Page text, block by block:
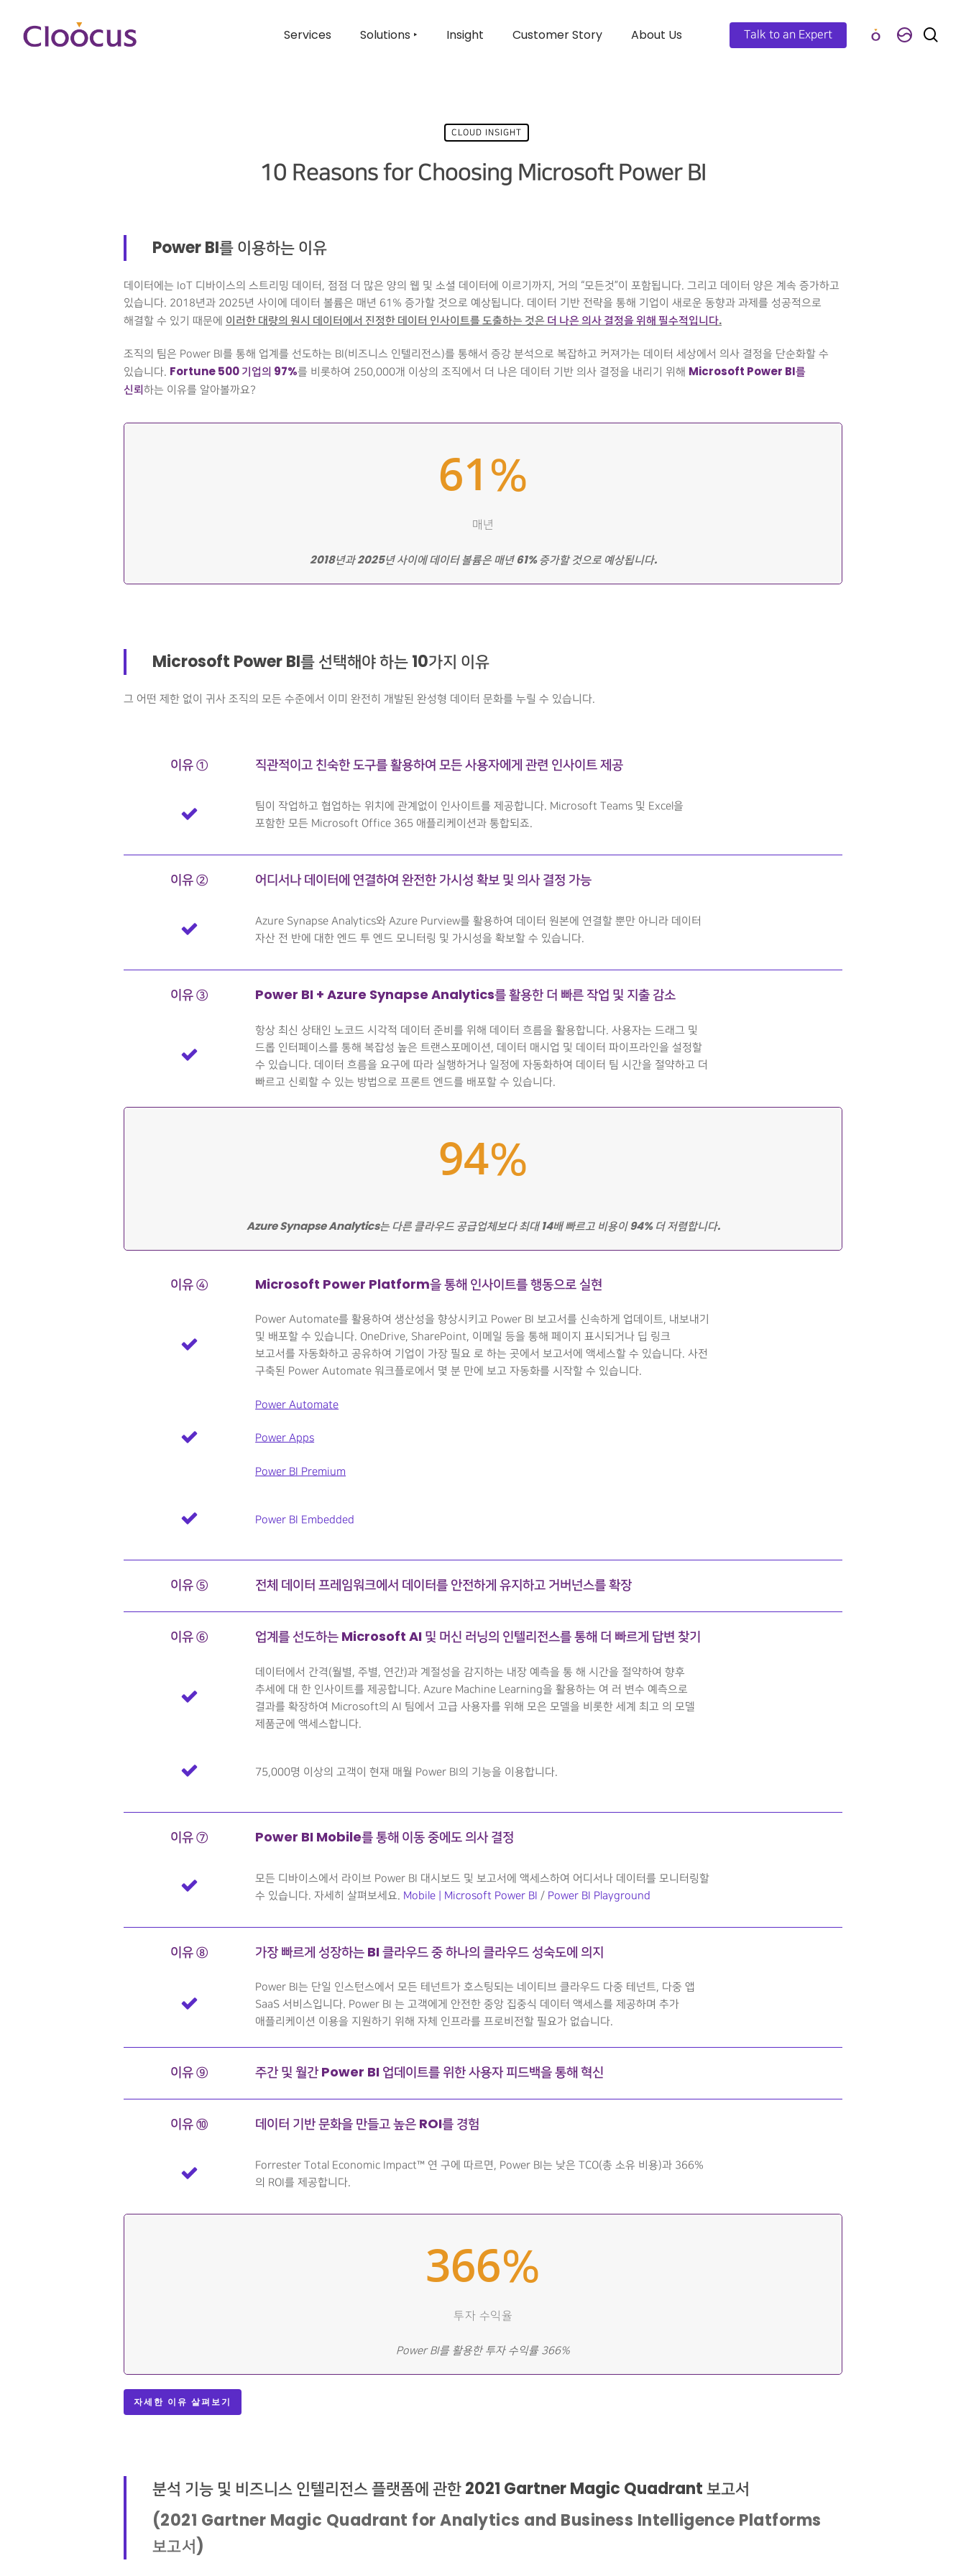
Services Solutions ‣ Insight Customer Story About Us Talk to an Expert
CLOUD INSIGHT
10 Reasons for Choosing Microsoft Power BI
Power BI를 이용하는 이유
데이터에는 IoT 디바이스의 스트리밍 데이터, 점점 더 많은 양의 웹 및 소셜 데이터에 이르기까지, 거의 “모든것”이 포함됩니다. 그리고 데이터 양은 계속 증가하고
있습니다. 2018년과 2025년 사이에 데이터 볼륨은 매년 61% 증가할 것으로 예상됩니다. 데이터 기반 전략을 통해 기업이 새로운 동향과 과제를 성공적으로
해결할 수 있기 때문에 이러한 대량의 원시 데이터에서 진정한 데이터 인사이트를 도출하는 것은 더 나은 의사 결정을 위해 필수적입니다.
조직의 팀은 Power BI를 통해 업계를 선도하는 BI(비즈니스 인텔리전스)를 통해서 증강 분석으로 복잡하고 커져가는 데이터 세상에서 의사 결정을 단순화할 수
있습니다. Fortune 500기업의 97%를 비롯하여 250,000개 이상의 조직에서 더 나은 데이터 기반 의사 결정을 내리기 위해 Microsoft Power BI를
신뢰하는 이유를 알아볼까요?
61 %
매년
2018년과 2025년 사이에 데이터 볼륨은 매년 61% 증가할 것으로 예상됩니다.
Microsoft Power BI를 선택해야 하는 10가지 이유
그 어떤 제한 없이 귀사 조직의 모든 수준에서 이미 완전히 개발된 완성형 데이터 문화를 누릴 수 있습니다.
이유 ① 직관적이고 친숙한 도구를 활용하여 모든 사용자에게 관련 인사이트 제공
팀이 작업하고 협업하는 위치에 관계없이 인사이트를 제공합니다. Microsoft Teams 및 Excel을
포함한 모든 Microsoft Office 365 애플리케이션과 통합되죠.
이유 ② 어디서나 데이터에 연결하여 완전한 가시성 확보 및 의사 결정 가능
Azure Synapse Analytics와 Azure Purview를 활용하여 데이터 원본에 연결할 뿐만 아니라 데이터
자산 전 반에 대한 엔드 투 엔드 모니터링 및 가시성을 확보할 수 있습니다.
이유 ③ Power BI + Azure Synapse Analytics를 활용한 더 빠른 작업 및 지출 감소
항상 최신 상태인 노코드 시각적 데이터 준비를 위해 데이터 흐름을 활용합니다. 사용자는 드래그 및
드롭 인터페이스를 통해 복잡성 높은 트랜스포메이션, 데이터 매시업 및 데이터 파이프라인을 설정할
수 있습니다. 데이터 흐름을 요구에 따라 실행하거나 일정에 자동화하여 데이터 팀 시간을 절약하고 더
빠르고 신뢰할 수 있는 방법으로 프론트 엔드를 배포할 수 있습니다.
94%
Azure Synapse Analytics는 다른 클라우드 공급업체보다 최대 14배 빠르고 비용이 94% 더 저렴합니다.
이유 ④ Microsoft Power Platform을 통해 인사이트를 행동으로 실현
Power Automate를 활용하여 생산성을 향상시키고 Power BI 보고서를 신속하게 업데이트, 내보내기
및 배포할 수 있습니다. OneDrive, SharePoint, 이메일 등을 통해 페이지 표시되거나 딥 링크
보고서를 자동화하고 공유하여 기업이 가장 필요 로 하는 곳에서 보고서에 액세스할 수 있습니다. 사전
구축된 Power Automate 워크플로에서 몇 분 만에 보고 자동화를 시작할 수 있습니다.
Power Automate
Power Apps
Power BI Premium
Power BI Embedded
이유 ⑤ 전체 데이터 프레임워크에서 데이터를 안전하게 유지하고 거버넌스를 확장
이유 ⑥ 업계를 선도하는 Microsoft AI 및 머신 러닝의 인텔리전스를 통해 더 빠르게 답변 찾기
데이터에서 간격(월별, 주별, 연간)과 계절성을 감지하는 내장 예측을 통 해 시간을 절약하여 향후
추세에 대 한 인사이트를 제공합니다. Azure Machine Learning을 활용하는 여 러 변수 예측으로
결과를 확장하여 Microsoft의 AI 팀에서 고급 사용자를 위해 모은 모델을 비롯한 세계 최고 의 모델
제품군에 액세스합니다.
75,000명 이상의 고객이 현재 매월 Power BI의 기능을 이용합니다.
이유 ⑦ Power BI Mobile를 통해 이동 중에도 의사 결정
모든 디바이스에서 라이브 Power BI 대시보드 및 보고서에 액세스하여 어디서나 데이터를 모니터링할
수 있습니다. 자세히 살펴보세요. Mobile | Microsoft Power BI / Power BI Playground
이유 ⑧ 가장 빠르게 성장하는 BI 클라우드 중 하나의 클라우드 성숙도에 의지
Power BI는 단일 인스턴스에서 모든 테넌트가 호스팅되는 네이티브 클라우드 다중 테넌트, 다중 앱
SaaS 서비스입니다. Power BI 는 고객에게 안전한 중앙 집중식 데이터 액세스를 제공하며 추가
애플리케이션 이용을 지원하기 위해 자체 인프라를 프로비전할 필요가 없습니다.
이유 ⑨ 주간 및 월간 Power BI 업데이트를 위한 사용자 피드백을 통해 혁신
이유 ⑩ 데이터 기반 문화을 만들고 높은 ROI를 경험
Forrester Total Economic Impact™ 연 구에 따르면, Power BI는 낮은 TCO(총 소유 비용)과 366%
의 ROI를 제공합니다.
366%
투자 수익율
Power BI를 활용한 투자 수익률 366%
자세한 이유 살펴보기
분석 기능 및 비즈니스 인텔리전스 플랫폼에 관한 2021 Gartner Magic Quadrant 보고서
(2021 Gartner Magic Quadrant for Analytics and Business Intelligence Platforms
보고서)